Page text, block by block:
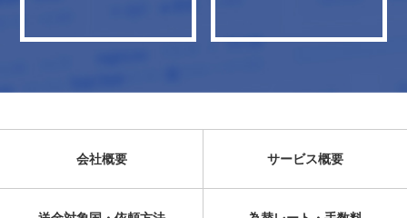
会社概要 サービス概要